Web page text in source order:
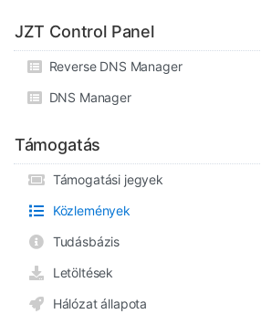
JZT Control Panel
Reverse DNS Manager
DNS Manager
Támogatás
Támogatási jegyek
Közlemények
Tudásbázis
Letöltések
Hálózat állapota